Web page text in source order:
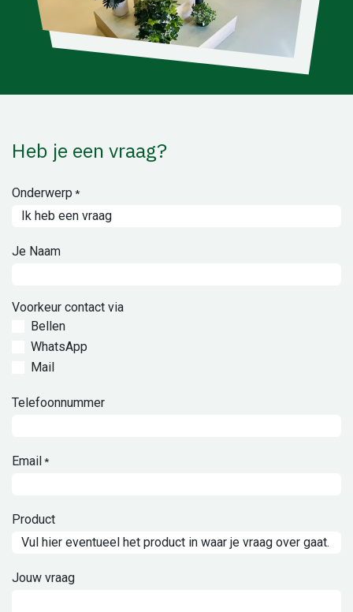
Heb je een vraag?
Onderwerp *
Je Naam
Voorkeur contact via
Bellen
WhatsApp
Mail
Telefoonnummer
Email *
Product
Jouw vraag